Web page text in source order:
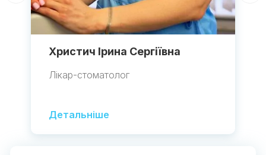
Христич Ірина Сергіївна
Лікар-стоматолог
Детальніше